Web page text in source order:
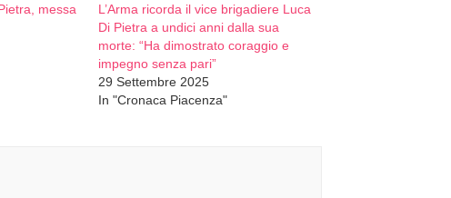
messa
L’Arma ricorda il vice brigadiere Luca
Di Pietra a undici anni dalla sua
morte: “Ha dimostrato coraggio e
impegno senza pari”
29 Settembre 2025
In "Cronaca Piacenza"